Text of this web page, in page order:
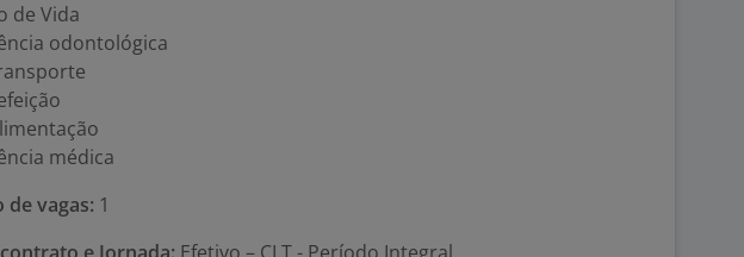
de Vida
odontológica
médica
de vagas: 1